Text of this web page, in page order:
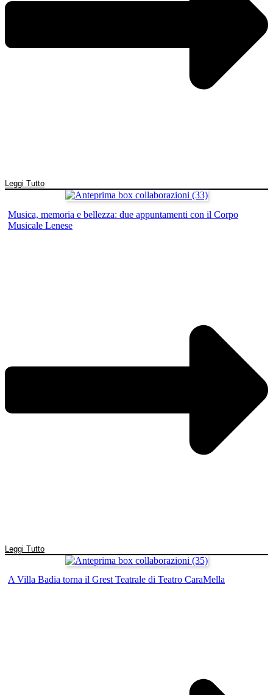
Leggi Tutto
Musica, memoria e bellezza: due appuntamenti con il Corpo
Musicale Lenese
Leggi Tutto
A Villa Badia torna il Grest Teatrale di Teatro CaraMella